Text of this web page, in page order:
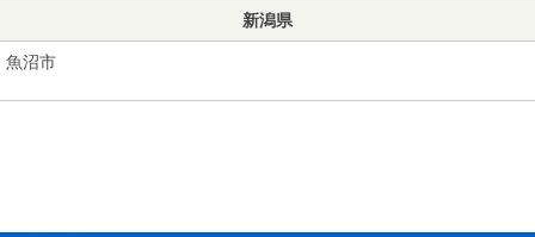
新潟県
魚沼市